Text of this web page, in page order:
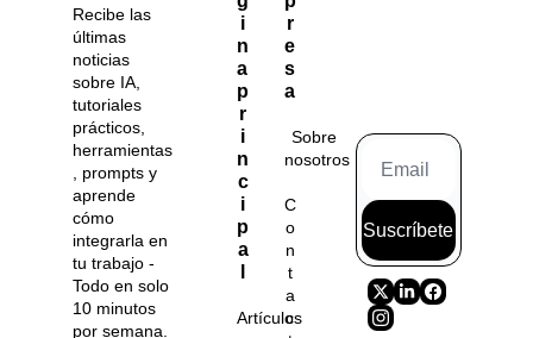
Recibe las
últimas
noticias
sobre IA,
tutoriales
prácticos,
herramientas
, prompts y
aprende
cómo
integrarla en
tu trabajo -
Todo en solo
10 minutos
por semana.
i
n
a
p
r
i
n
c
i
p
a
Artículos
r
e
s
a
Sobre
nosotros
C
o
n
t
a
c
Suscríbete